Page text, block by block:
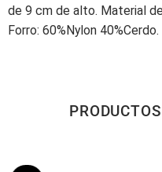
de 9 cm de alto. Material
Forro: 60%Nylon